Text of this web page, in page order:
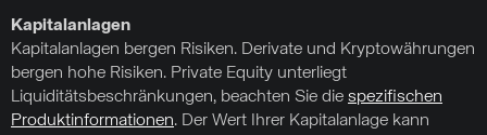
Kapitalanlagen
Kapitalanlagen bergen Risiken. Derivate und Kryptowährungen
bergen hohe Risiken. Private Equity unterliegt
Liquiditätsbeschränkungen, beachten Sie die spezifischen
Produktinformationen. Der Wert Ihrer Kapitalanlage kann